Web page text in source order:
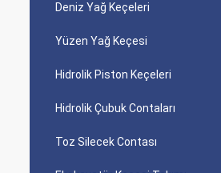
Deniz Yağ Keçeleri
Yüzen Yağ Keçesi
Hidrolik Piston Keçeleri
Hidrolik Çubuk Contaları
Toz Silecek Contası